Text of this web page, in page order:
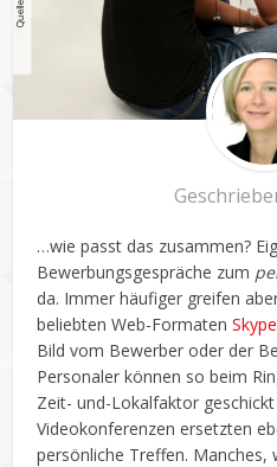
…wie passt das zusammen?
Bewerbungsgespräche zum
da. Immer häufiger greifen
beliebten Web-FormatenSkype
Bild vom Bewerber oder der
Personaler können so beim
Zeit- und-Lokalfaktor
Videokonferenzen ersetzten
persönliche Treffen. Manches,